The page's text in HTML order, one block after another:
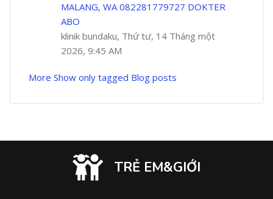
MALANG, WA 082281779727 DOKTER
ABO
klinik bundaku, Thứ tư, 14 Tháng một
2026, 9:45 AM
More Show only tagged Blog posts
TRẺ EM&GIỚI